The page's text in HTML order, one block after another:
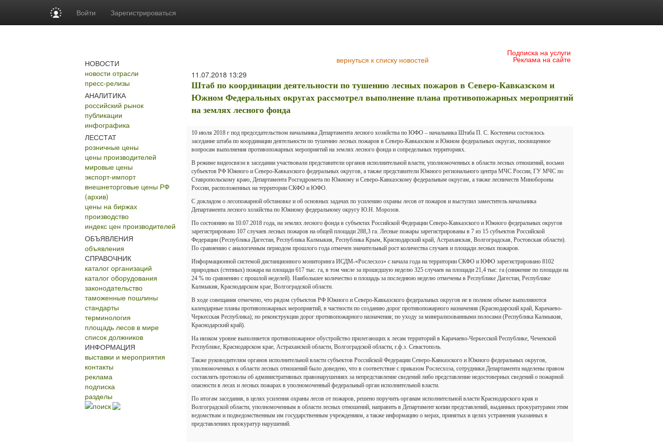
Войти Зарегистрироваться
НОВОСТИ
новости отрасли
пресс-релизы
АНАЛИТИКА
российский рынок
публикации
инфографика
ЛЕССТАТ
розничные цены
цены производителей
мировые цены
экспорт-импорт
внешнеторговые цены РФ
(архив)
цены на биржах
производство
индекс цен производителей
ОБЪЯВЛЕНИЯ
объявления
СПРАВОЧНИК
каталог организаций
каталог оборудования
законодательство
таможенные пошлины
стандарты
терминология
площадь лесов в мире
список должников
ИНФОРМАЦИЯ
выставки и мероприятия
контакты
реклама
подписка
разделы
поиск
Подписка на услуги
Реклама на сайте
вернуться к списку новостей
11.07.2018 13:29
Штаб по координации деятельности по тушению лесных пожаров в Северо-Кавказском и
Южном Федеральных округах рассмотрел выполнение плана противопожарных мероприятий
на землях лесного фонда
10 июля 2018 г под председательством начальника Департамента лесного хозяйства по ЮФО – начальника Штаба П. С. Костенича состоялось
заседание штаба по координации деятельности по тушению лесных пожаров в Северо-Кавказском и Южном федеральных округах, посвященное
вопросам выполнения противопожарных мероприятий на землях лесного фонда и сопредельных территориях.
В режиме видеосвязи в заседании участвовали представители органов исполнительной власти, уполномоченных в области лесных отношений, восьми
субъектов РФ Южного и Северо-Кавказского федеральных округов, а также представители Южного регионального центра МЧС России, ГУ МЧС по
Ставропольскому краю, Департамента Росгидромета по Южному и Северо-Кавказскому федеральным округам, а также лесничеств Минобороны
России, расположенных на территории СКФО и ЮФО.
С докладом о лесопожарной обстановке и об основных задачах по усилению охраны лесов от пожаров и выступил заместитель начальника
Департамента лесного хозяйства по Южному федеральному округу Ю.Н. Морозов.
По состоянию на 10.07.2018 года, на землях лесного фонда в субъектах Российской Федерации Северо-Кавказского и Южного федеральных округов
зарегистрировано 107 случаев лесных пожаров на общей площади 288,3 га. Лесные пожары зарегистрированы в 7 из 15 субъектов Российской
Федерации (Республика Дагестан, Республика Калмыкия, Республика Крым, Краснодарский край, Астраханская, Волгоградская, Ростовская области).
По сравнению с аналогичным периодом прошлого года отмечен значительный рост количества случаев и площади лесных пожаров.
Информационной системой дистанционного мониторинга ИСДМ-«Рослесхоз» с начала года на территории СКФО и ЮФО зарегистрировано 8102
природных (степных) пожара на площади 617 тыс. га, в том числе за прошедшую неделю 325 случаев на площади 21,4 тыс. га (снижение по площади на
24 % по сравнению с прошлой неделей). Наибольшее количество и площадь за последнюю неделю отмечены в Республике Дагестан, Республике
Калмыкия, Краснодарском крае, Волгоградской области.
В ходе совещания отмечено, что рядом субъектов РФ Южного и Северо-Кавказского федеральных округов не в полном объеме выполняются
календарные планы противопожарных мероприятий, в частности по созданию дорог противопожарного назначения (Краснодарский край, Карачаево-
Черкесская Республика); по реконструкции дорог противопожарного назначения; по уходу за минерализованными полосами (Республика Калмыкия,
Краснодарский край).
На низком уровне выполняется противопожарное обустройство прилегающих к лесам территорий в Карачаево-Черкесской Республике, Чеченской
Республике, Краснодарском крае, Астраханской области, Волгоградской области, г.ф.з. Севастополь.
Также руководителям органов исполнительной власти субъектов Российской Федерации Северо-Кавказского и Южного федеральных округов,
уполномоченных в области лесных отношений было доведено, что в соответствие с приказом Рослесхоза, сотрудники Департамента наделены правом
составлять протоколы об административных правонарушениях за непредставление сведений либо представление недостоверных сведений о пожарной
опасности в лесах и лесных пожарах в уполномоченный федеральный орган исполнительной власти.
По итогам заседания, в целях усиления охраны лесов от пожаров, решено поручить органам исполнительной власти Краснодарского края и
Волгоградской области, уполномоченным в области лесных отношений, направить в Департамент копии представлений, выданных прокуратурами этим
ведомствам и подведомственным им государственным учреждениям, а также информацию о мерах, принятых в целях устранения указанных в
представлениях прокуратур нарушений.